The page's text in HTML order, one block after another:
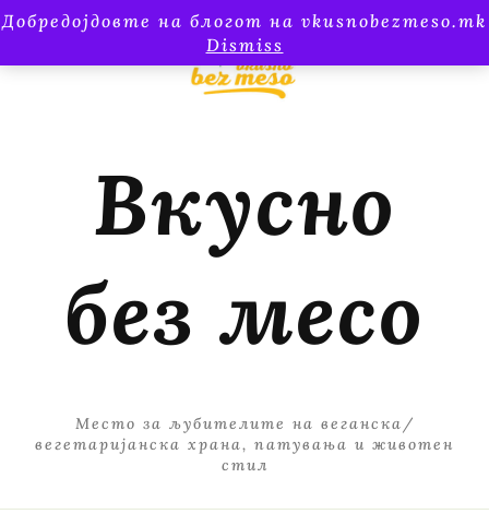
Добредојдовте на блогот на vkusnobezmeso.mk
Dismiss
Вкусно
без месо
Место за љубителите на веганска/
вегетаријанска храна, патувања и животен
стил